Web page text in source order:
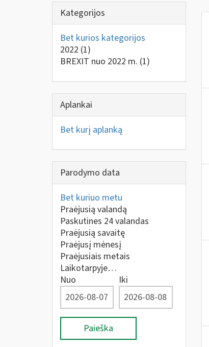
Kategorijos
Bet kurios kategorijos
2022 (1)
BREXIT nuo 2022 m. (1)
Aplankai
Bet kurį aplanką
Parodymo data
Bet kuriuo metu
Praėjusią valandą
Paskutines 24 valandas
Praėjusią savaitę
Praėjusį mėnesį
Praėjusiais metais
Laikotarpyje…
Nuo
Iki
Paieška